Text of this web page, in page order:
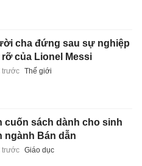
cha đứng sau sự nghiệp
của Lionel Messi
trước Thế giới
cuốn sách dành cho sinh
ngành Bán dẫn
trước Giáo dục